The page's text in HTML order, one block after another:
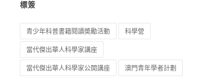
標簽
青少年科普書籍閱讀奬勵活動 科學營
當代傑出華人科學家講座
當代傑出華人科學家公開講座 澳門青年學者計劃